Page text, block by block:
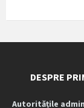
DESPRE
Autoritățile